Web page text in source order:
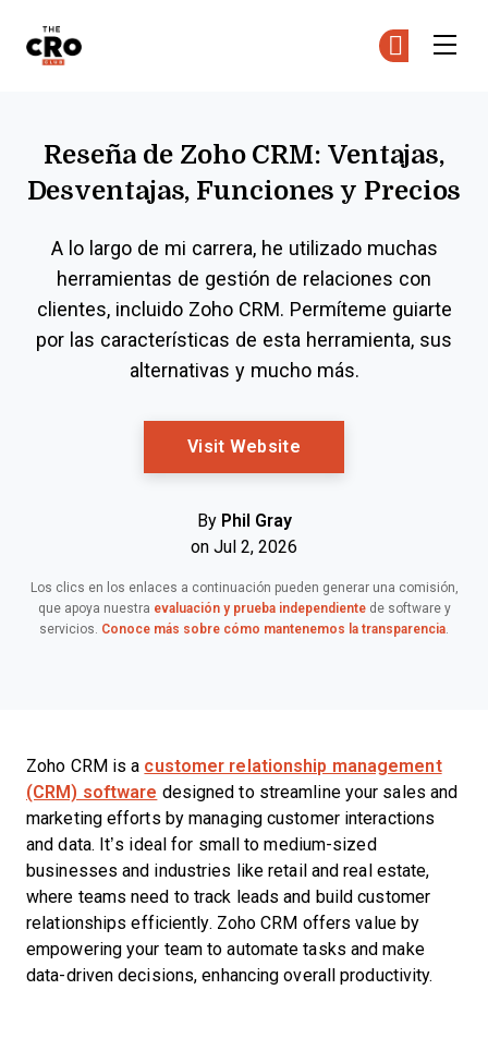
Reseña de Zoho CRM: Ventajas,
Desventajas, Funciones y Precios
A lo largo de mi carrera, he utilizado muchas
herramientas de gestión de relaciones con
clientes, incluido Zoho CRM. Permíteme guiarte
por las características de esta herramienta, sus
alternativas y mucho más.
Visit Website
By Phil Gray
on Jul 2, 2026
Los clics en los enlaces a continuación pueden generar una comisión,
que apoya nuestra evaluación y prueba independientede software y
servicios. Conoce más sobre cómo mantenemos la transparencia.
Zoho CRM is a customer relationship management
(CRM) software designed to streamline your sales and
marketing efforts by managing customer interactions
and data. It’s ideal for small to medium-sized
businesses and industries like retail and real estate,
where teams need to track leads and build customer
relationships efficiently. Zoho CRM offers value by
empowering your team to automate tasks and make
data-driven decisions, enhancing overall productivity.